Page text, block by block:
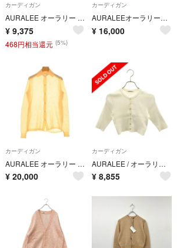
カーディガン
AURALEE オーラリー Long Rib Knit Cardigan ロングリブニットカーディガン A5AC06RK アイボリー 0
¥ 9,375
468円相当還元 (5%)
カーディガン
AURALEEオーラリー エストネーション リブニット 長袖 カーディガン
¥ 16,000
カーディガン
AURALEE オーラリー カーディガン M オレンジ 【古着】【中古】【送料無料】
¥ 20,000
カーディガン
AURALEE / オーラリー | GIZA HIGH GAUGE RIB KNIT SHORT CARDIGAN クロップド カーディガン | 0 | ホワイト | レディース
¥ 8,855